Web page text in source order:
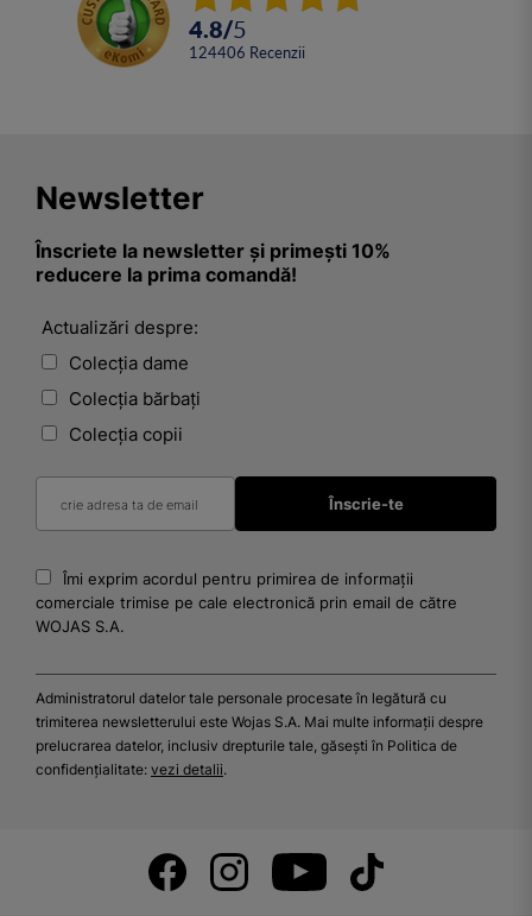
4.8/5
124406 Recenzii
Newsletter
Înscriete la newsletter și primești 10%
reducere la prima comandă!
Actualizări despre:
Colecția dame
Colecția bărbați
Colecția copii
Îmi exprim acordul pentru primirea de informații
comerciale trimise pe cale electronică prin email de către
WOJAS S.A.
Administratorul datelor tale personale procesate în legătură cu
trimiterea newsletterului este Wojas S.A. Mai multe informații despre
prelucrarea datelor, inclusiv drepturile tale, găsești în Politica de
confidențialitate: vezi detalii.